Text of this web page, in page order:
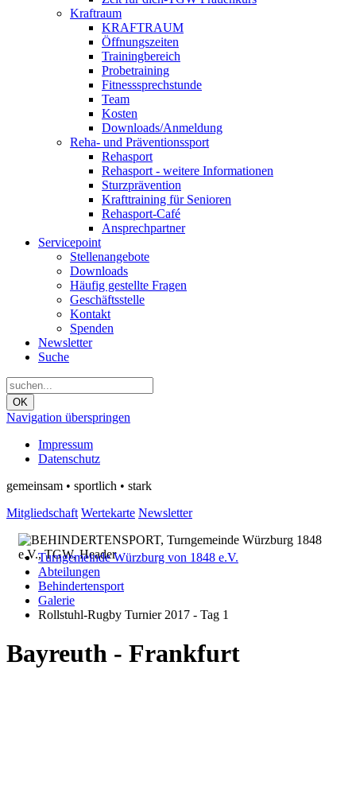
Kraftraum
KRAFTRAUM
Öffnungszeiten
Trainingbereich
Probetraining
Fitnesssprechstunde
Team
Kosten
Downloads/Anmeldung
Reha- und Präventionssport
Rehasport
Rehasport - weitere Informationen
Sturzprävention
Krafttraining für Senioren
Rehasport-Café
Ansprechpartner
Servicepoint
Stellenangebote
Downloads
Häufig gestellte Fragen
Geschäftsstelle
Kontakt
Spenden
Newsletter
Suche
OK
Navigation überspringen
Impressum
Datenschutz
gemeinsam • sportlich • stark
Mitgliedschaft Wertekarte Newsletter
Turngemeinde Würzburg von 1848 e.V.
Abteilungen
Behindertensport
Galerie
Rollstuhl-Rugby Turnier 2017 - Tag 1
Bayreuth - Frankfurt